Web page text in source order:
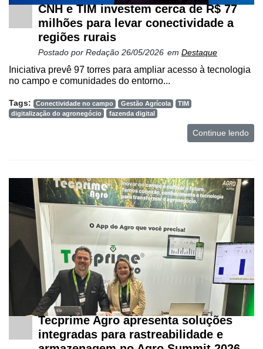
Destaque
Mercado
Artigos
Agenda
Agricultura
Precisão
Automação
Robótica
Conectividade
Dados
CNH e TIM investem cerca de R$ 77
milhões para levar conectividade a
regiões rurais
Postado por Redação 26/05/2026 em Destaque
Iniciativa prevê 97 torres para ampliar acesso à tecnologia
no campo e comunidades do entorno...
Tags: Conectividade no campo Gestão Agrícola
TIM
digitalização do agronegócio
fazenda digital
Continue lendo
Tecprime Agro apresenta soluções
integradas para rastreabilidade e